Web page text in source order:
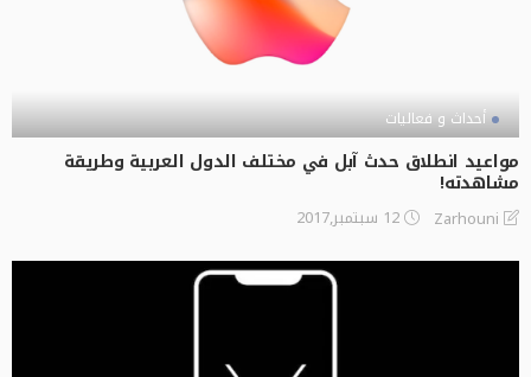
أحداث و فعاليات
مواعيد انطلاق حدث آبل في مختلف الدول العربية وطريقة
مشاهدته!
Zarhouni 12 سبتمبر,2017